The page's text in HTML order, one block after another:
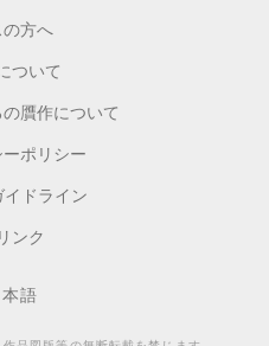
方へ
ついて
贋作について
ポリシー
ドライン
ンク
語